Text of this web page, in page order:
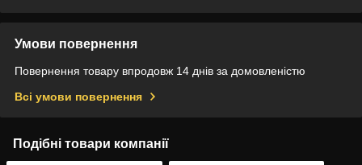
Умови повернення
Повернення товару впродовж 14 днів за домовленістю
Всі умови повернення
Подібні товари компанії